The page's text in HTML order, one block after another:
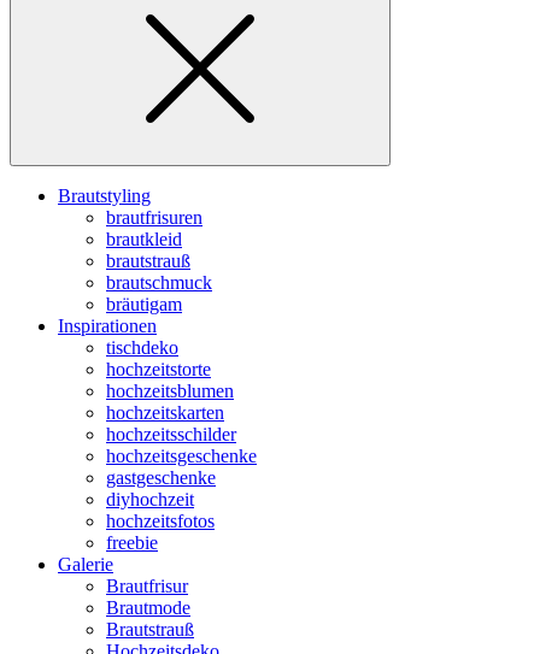
Brautstyling
brautfrisuren
brautkleid
brautstrauß
brautschmuck
bräutigam
Inspirationen
tischdeko
hochzeitstorte
hochzeitsblumen
hochzeitskarten
hochzeitsschilder
hochzeitsgeschenke
gastgeschenke
diyhochzeit
hochzeitsfotos
freebie
Galerie
Brautfrisur
Brautmode
Brautstrauß